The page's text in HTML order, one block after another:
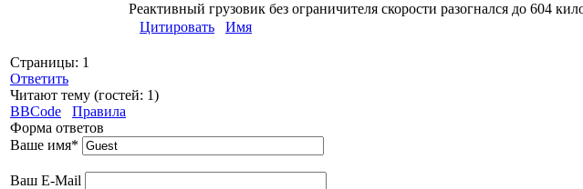
Реактивный грузовик без ограничителя скорости разогнался до 604
Цитировать
Имя
Страницы: 1
Ответить
Читают тему (гостей: 1)
BBCode
Правила
Форма ответов
Ваше имя*
Ваш E-Mail